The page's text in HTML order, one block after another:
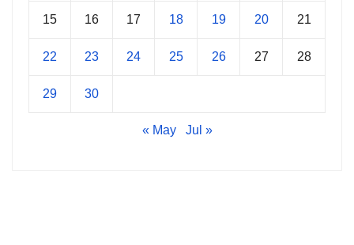
15 16 17 18 19 20 21
22 23 24 25 26 27 28
29 30
« May Jul »